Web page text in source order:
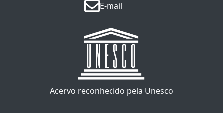
E-mail
Acervo reconhecido pela Unesco